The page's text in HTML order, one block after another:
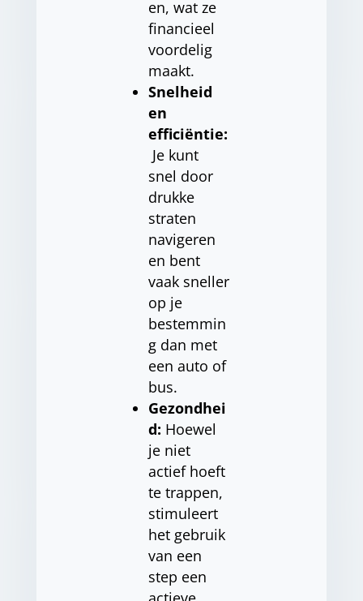
en, wat ze
financieel
voordelig
maakt.
Snelheid
en
efficiëntie:
Je kunt
snel door
drukke
straten
navigeren
en bent
vaak sneller
op je
bestemmin
g dan met
een auto of
bus.
Gezondhei
d: Hoewel
je niet
actief hoeft
te trappen,
stimuleert
het gebruik
van een
step een